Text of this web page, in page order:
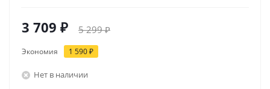
3 709 ₽ 5 299₽
Экономия 1 590₽
Нет в наличии